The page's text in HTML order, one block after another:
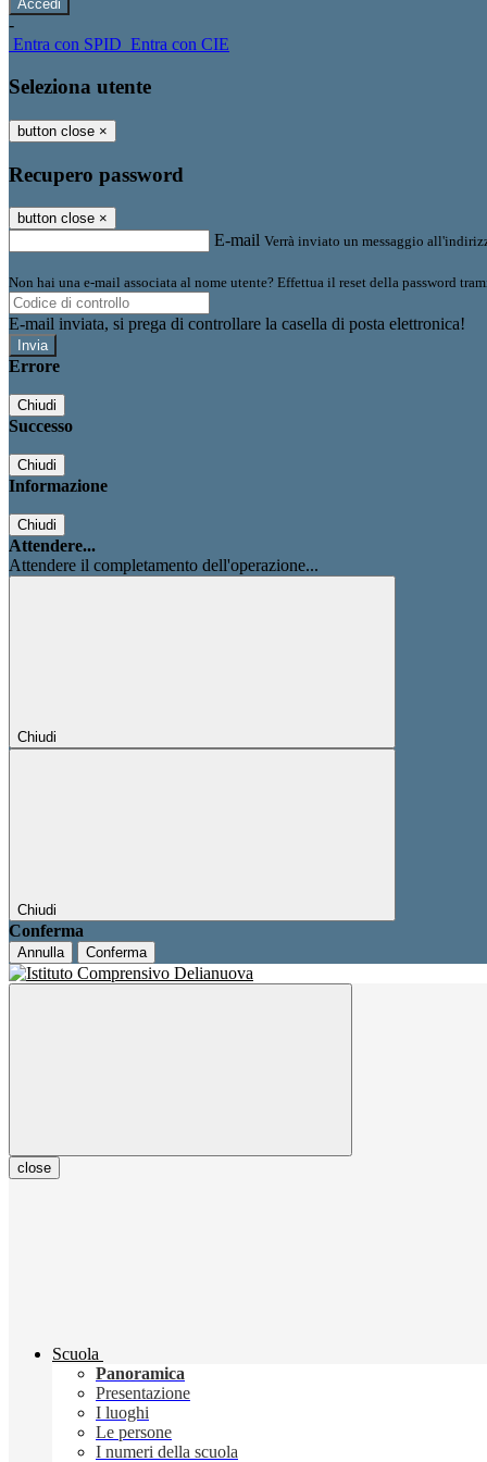
-
Entra con SPID Entra con CIE
Seleziona utente
button close ×
Recupero password
button close ×
E-mail Verrà inviato un messaggio
Non hai una e-mail associata al nome utente? Effettua il reset della password
E-mail inviata, si prega di controllare la casella di posta elettronica!
Errore
Chiudi
Successo
Chiudi
Informazione
Chiudi
Attendere...
Attendere il completamento dell'operazione...
Chiudi
Chiudi
Conferma
Annulla Conferma
close
Scuola
Panoramica
Presentazione
I luoghi
Le persone
I numeri della scuola